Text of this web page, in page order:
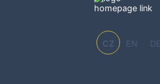
CZ EN DE